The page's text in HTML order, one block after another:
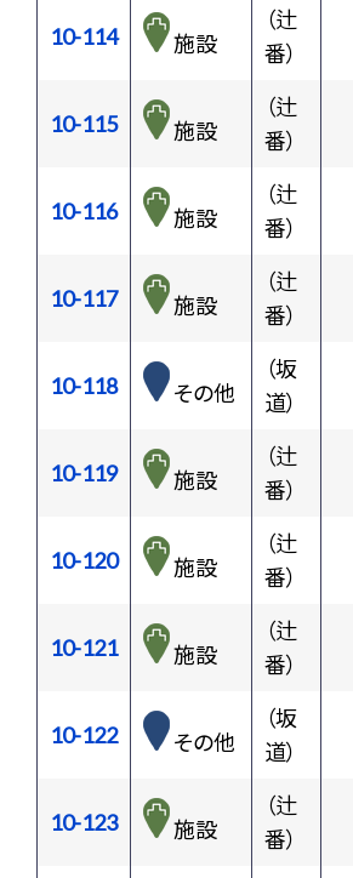
10-114 施設
（辻
番）
10-115 施設
（辻
番）
10-116 施設
（辻
番）
10-117 施設
（辻
番）
10-118 その他
（坂
道）
10-119 施設
（辻
番）
10-120 施設
（辻
番）
10-121 施設
（辻
番）
10-122 その他
（坂
道）
10-123 施設
（辻
番）